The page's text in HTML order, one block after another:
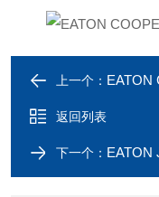
上一个： EATON
返回列表
下一个： EATON